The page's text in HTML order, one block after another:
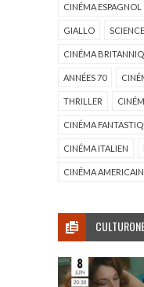
CINÉMA ESPAGNOL
GIALLO
CINÉMA
ANNÉES 70
THRILLER
CINÉMA
CINÉMA ITALIEN
CINÉMA AMERICAIN